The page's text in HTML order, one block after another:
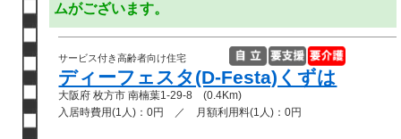
ムがございます。
サービス付き高齢者向け住宅
ディーフェスタ(D-Festa)くずは
大阪府 枚方市 南楠葉1-29-8 (0.4Km)
入居時費用(1人)：0円 ／ 月額利用料(1人)：0円